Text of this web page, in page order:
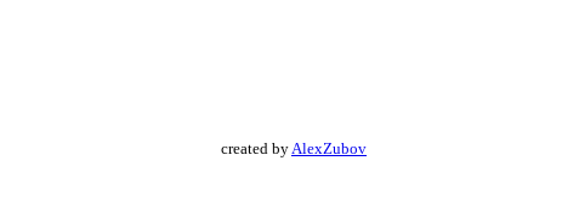
created byAlexZubov